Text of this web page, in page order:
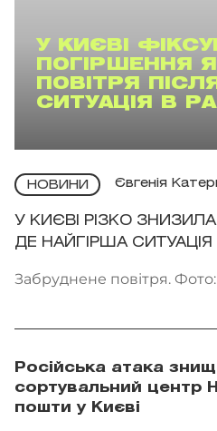
У КИЄВІ
ПОГІРШЕННЯ
ПОВІТРЯ
СИТУАЦІЯ В
НОВИНИ Євгенія
У КИЄВІ РІЗКО
ДЕ НАЙГІРША СИТУАЦІЯ
Забруднене повітря.
Російська атака
сортувальний центр
пошти у Києві